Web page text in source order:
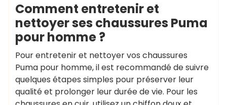
Comment entretenir et
nettoyer ses chaussures Puma
pour homme ?
Pour entretenir et nettoyer vos chaussures
Puma pour homme, il est recommandé de suivre
quelques étapes simples pour préserver leur
qualité et prolonger leur durée de vie. Pour les